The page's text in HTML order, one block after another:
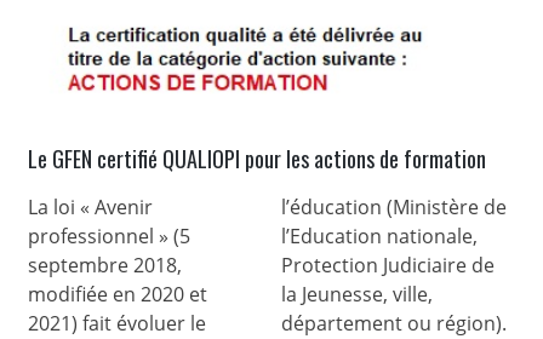
Le GFEN certifié QUALIOPI pour les actions de formation
La loi « Avenir
professionnel » (5
septembre 2018,
modifiée en 2020 et
2021) fait évoluer le
l’éducation (Ministère de
l’Education nationale,
Protection Judiciaire de
la Jeunesse, ville,
département ou région).